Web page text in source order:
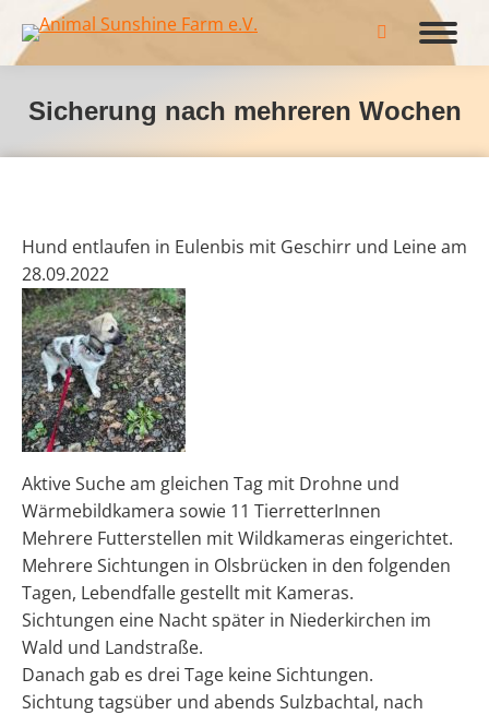
Search:
Sicherung nach mehreren Wochen
Hund entlaufen in Eulenbis mit Geschirr und Leine am
28.09.2022
Aktive Suche am gleichen Tag mit Drohne und
Wärmebildkamera sowie 11 TierretterInnen
Mehrere Futterstellen mit Wildkameras eingerichtet.
Mehrere Sichtungen in Olsbrücken in den folgenden
Tagen, Lebendfalle gestellt mit Kameras.
Sichtungen eine Nacht später in Niederkirchen im
Wald und Landstraße.
Danach gab es drei Tage keine Sichtungen.
Sichtung tagsüber und abends Sulzbachtal, nach